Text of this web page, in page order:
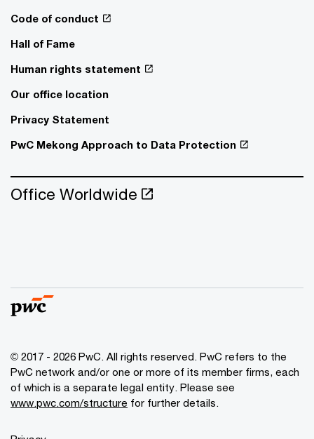
Code of conduct
Hall of Fame
Human rights statement
Our office location
Privacy Statement
PwC Mekong Approach to Data Protection
Office Worldwide
© 2017 - 2026 PwC. All rights reserved. PwC refers to the
PwC network and/or one or more of its member firms, each
of which is a separate legal entity. Please see
www.pwc.com/structure for further details.